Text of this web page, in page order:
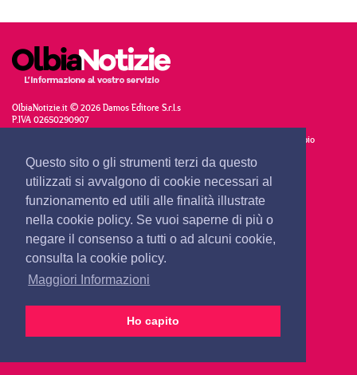
Questo sito o gli strumenti terzi da questo
utilizzati si avvalgono di cookie necessari al
funzionamento ed utili alle finalità illustrate
nella cookie policy. Se vuoi saperne di più o
negare il consenso a tutti o ad alcuni cookie,
consulta la cookie policy.
Maggiori Informazioni
Ho capito
OlbiaNotizie.it © 2026 Damos Editore S.r.l.s
P.IVA 02650290907
Giornale quotidiano online iscritto nel registro stampa del Tribunale di Tempio
Filo diretto con OlbiaNotizie
SCRIVI AL DIRETTORE
SCRIVI ALLA REDAZIONE
SEGNALA UNA NOTIZIA
SEGNALA UN EVENTO